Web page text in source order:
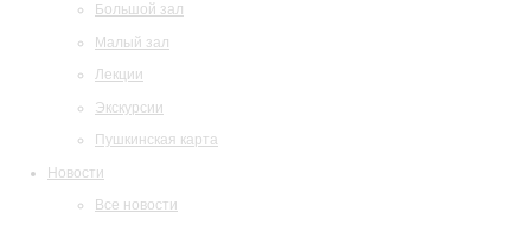
Большой зал
Малый зал
Лекции
Экскурсии
Пушкинская карта
Новости
Все новости